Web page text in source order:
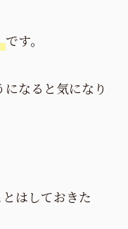
です。
になると気になり
はしておきた